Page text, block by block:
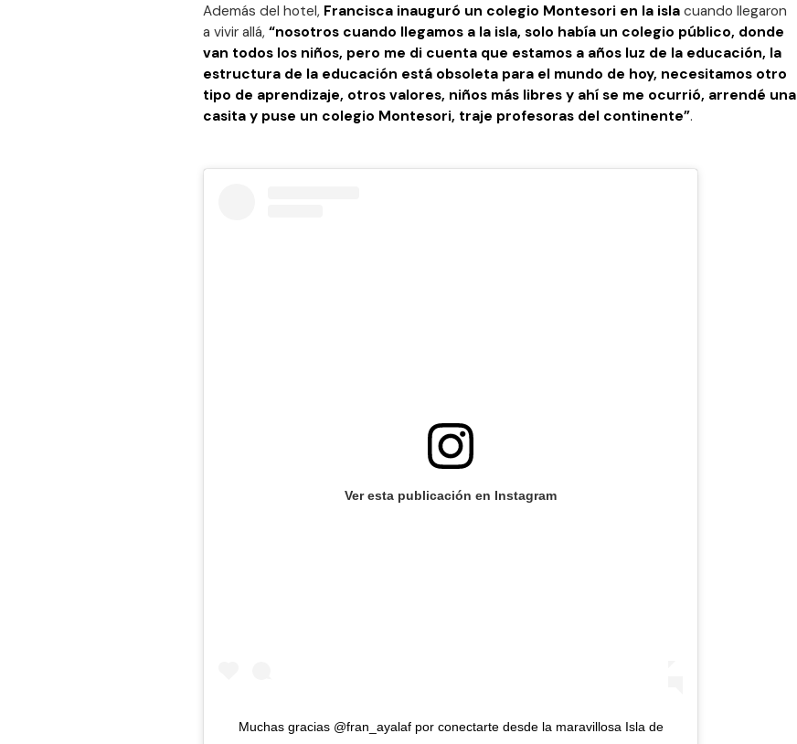
Además del hotel, Francisca inauguró un colegio Montesori en la isla cuando llegaron
a vivir allá, “nosotros cuando llegamos a la isla, solo había un colegio público, donde
van todos los niños, pero me di cuenta que estamos a años luz de la educación, la
estructura de la educación está obsoleta para el mundo de hoy, necesitamos otro
tipo de aprendizaje, otros valores, niños más libres y ahí se me ocurrió, arrendé una
casita y puse un colegio Montesori, traje profesoras del continente”.
Ver esta publicación en Instagram
Muchas gracias @fran_ayalaf por conectarte desde la maravillosa Isla de